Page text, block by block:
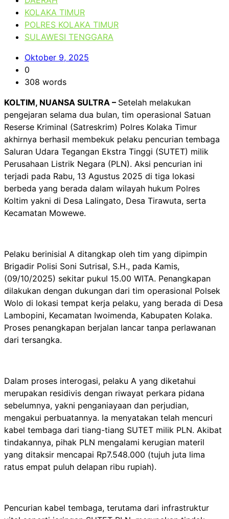
KOLAKA TIMUR
POLRES KOLAKA TIMUR
SULAWESI TENGGARA
Oktober 9, 2025
0
308 words
KOLTIM, NUANSA SULTRA – Setelah melakukan
pengejaran selama dua bulan, tim operasional Satuan
Reserse Kriminal (Satreskrim) Polres Kolaka Timur
akhirnya berhasil membekuk pelaku pencurian tembaga
Saluran Udara Tegangan Ekstra Tinggi (SUTET) milik
Perusahaan Listrik Negara (PLN). Aksi pencurian ini
terjadi pada Rabu, 13 Agustus 2025 di tiga lokasi
berbeda yang berada dalam wilayah hukum Polres
Koltim yakni di Desa Lalingato, Desa Tirawuta, serta
Kecamatan Mowewe.
Pelaku berinisial A ditangkap oleh tim yang dipimpin
Brigadir Polisi Soni Sutrisal, S.H., pada Kamis,
(09/10/2025) sekitar pukul 15.00 WITA. Penangkapan
dilakukan dengan dukungan dari tim operasional Polsek
Wolo di lokasi tempat kerja pelaku, yang berada di Desa
Lambopini, Kecamatan Iwoimenda, Kabupaten Kolaka.
Proses penangkapan berjalan lancar tanpa perlawanan
dari tersangka.
Dalam proses interogasi, pelaku A yang diketahui
merupakan residivis dengan riwayat perkara pidana
sebelumnya, yakni penganiayaan dan perjudian,
mengakui perbuatannya. Ia menyatakan telah mencuri
kabel tembaga dari tiang-tiang SUTET milik PLN. Akibat
tindakannya, pihak PLN mengalami kerugian materil
yang ditaksir mencapai Rp7.548.000 (tujuh juta lima
ratus empat puluh delapan ribu rupiah).
Pencurian kabel tembaga, terutama dari infrastruktur